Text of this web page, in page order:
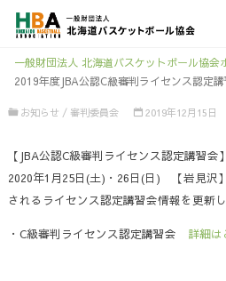
一般財団法人 北海道バスケットボール協会
2019年度JBA公認C級審判ライセンス認定講
お知らせ / 審判委員会 2019年12月15日
【JBA公認C級審判ライセンス認定講習会】
2020年1月25日(土)・26日(日) 【岩見沢
されるライセンス認定講習会情報を更新し
・C級審判ライセンス認定講習会 詳細は